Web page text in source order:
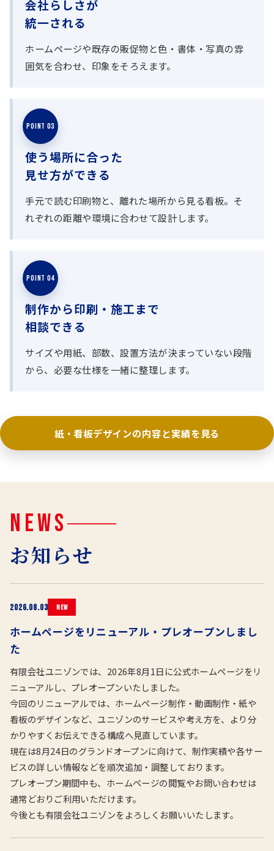
会社らしさが
統一される
ホームページや既存の販促物と色・書体・写真の雰
囲気を合わせ、印象をそろえます。
POINT 03
使う場所に合った
見せ方ができる
手元で読む印刷物と、離れた場所から見る看板。そ
れぞれの距離や環境に合わせて設計します。
POINT 04
制作から印刷・施工まで
相談できる
サイズや用紙、部数、設置方法が決まっていない段階
から、必要な仕様を一緒に整理します。
紙・看板デザインの内容と実績を見る
NEWS
お知らせ
2026.08.03 NEW
ホームページをリニューアル・プレオープンしまし
た
有限会社ユニゾンでは、2026年8月1日に公式ホームページをリ
ニューアルし、プレオープンいたしました。
今回のリニューアルでは、ホームページ制作・動画制作・紙や
看板のデザインなど、ユニゾンのサービスや考え方を、より分
かりやすくお伝えできる構成へ見直しています。
現在は8月24日のグランドオープンに向けて、制作実績や各サー
ビスの詳しい情報などを順次追加・調整しております。
プレオープン期間中も、ホームページの閲覧やお問い合わせは
通常どおりご利用いただけます。
今後とも有限会社ユニゾンをよろしくお願いいたします。